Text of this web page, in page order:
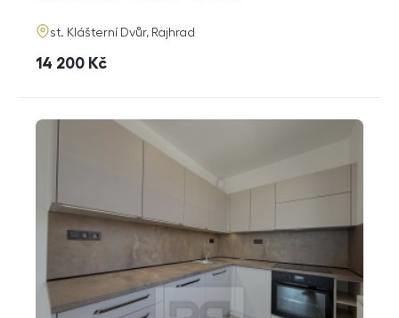
adresa
st. Klášterní Dvůr, Rajhrad
cena
14 200 Kč